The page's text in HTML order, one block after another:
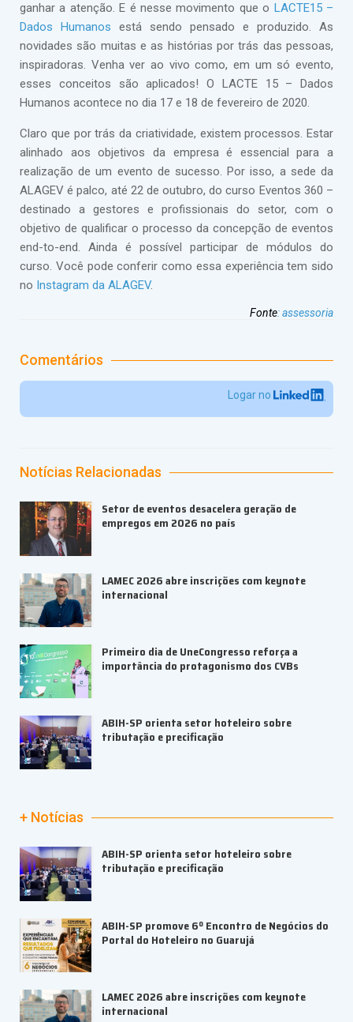
ganhar a atenção. E é nesse movimento que o LACTE15 –
Dados Humanos está sendo pensado e produzido. As
novidades são muitas e as histórias por trás das pessoas,
inspiradoras. Venha ver ao vivo como, em um só evento,
esses conceitos são aplicados! O LACTE 15 – Dados
Humanos acontece no dia 17 e 18 de fevereiro de 2020.
Claro que por trás da criatividade, existem processos. Estar
alinhado aos objetivos da empresa é essencial para a
realização de um evento de sucesso. Por isso, a sede da
ALAGEV é palco, até 22 de outubro, do curso Eventos 360 –
destinado a gestores e profissionais do setor, com o
objetivo de qualificar o processo da concepção de eventos
end-to-end. Ainda é possível participar de módulos do
curso. Você pode conferir como essa experiência tem sido
no Instagram da ALAGEV.
Fonte:assessoria
Comentários
Logar no
Notícias Relacionadas
Setor de eventos desacelera geração de
empregos em 2026 no país
LAMEC 2026 abre inscrições com keynote
internacional
Primeiro dia de UneCongresso reforça a
importância do protagonismo dos CVBs
ABIH-SP orienta setor hoteleiro sobre
tributação e precificação
+ Notícias
ABIH-SP orienta setor hoteleiro sobre
tributação e precificação
ABIH-SP promove 6º Encontro de Negócios do
Portal do Hoteleiro no Guarujá
LAMEC 2026 abre inscrições com keynote
internacional